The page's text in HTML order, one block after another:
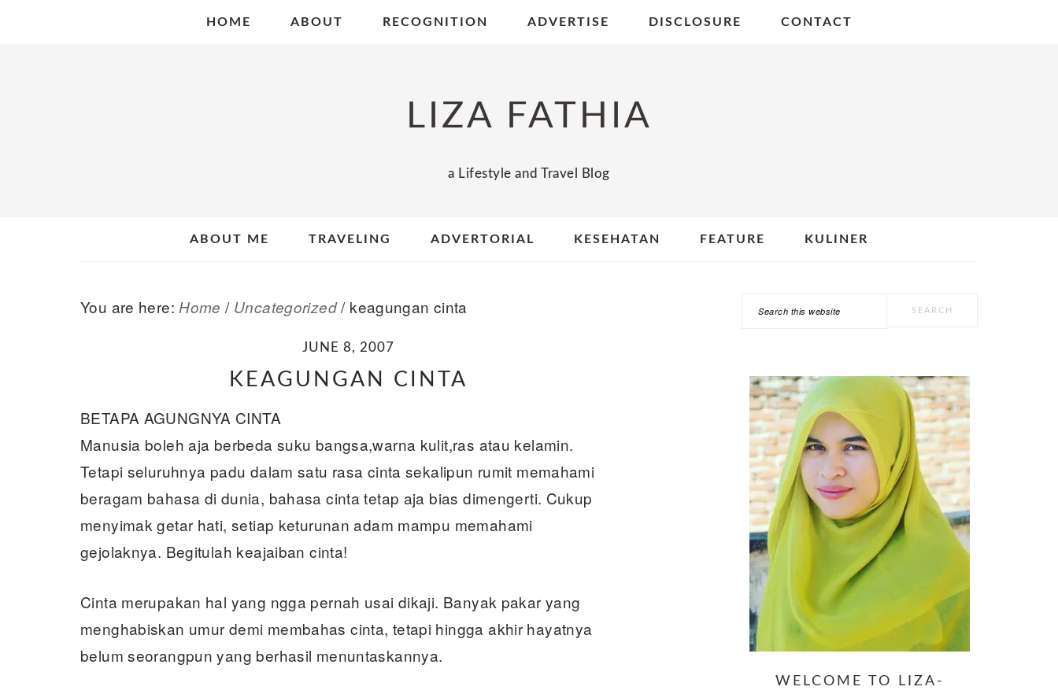
HOME ABOUT RECOGNITION ADVERTISE DISCLOSURE CONTACT
LIZA FATHIA
a Lifestyle and Travel Blog
ABOUT ME TRAVELING ADVERTORIAL KESEHATAN FEATURE KULINER
You are here: Home / Uncategorized /keagungan cinta
JUNE 8, 2007
KEAGUNGAN CINTA
BETAPA AGUNGNYA CINTA
Manusia boleh aja berbeda suku bangsa,warna kulit,ras atau kelamin.
Tetapi seluruhnya padu dalam satu rasa cinta sekalipun rumit memahami
beragam bahasa di dunia, bahasa cinta tetap aja bias dimengerti. Cukup
menyimak getar hati, setiap keturunan adam mampu memahami
gejolaknya. Begitulah keajaiban cinta!
Cinta merupakan hal yang ngga pernah usai dikaji. Banyak pakar yang
menghabiskan umur demi membahas cinta, tetapi hingga akhir hayatnya
belum seorangpun yang berhasil menuntaskannya.
PRIMARY
Search
WELCOME TO LIZA-